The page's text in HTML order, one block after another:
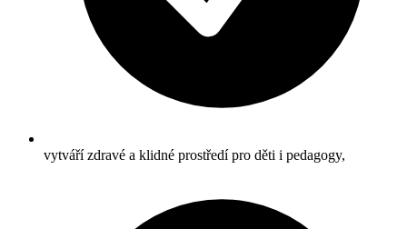
vytváří zdravé a klidné prostředí pro děti i pedagogy,